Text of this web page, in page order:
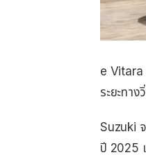
e Vitara
ระยะทา
Suzuki
ปี 2025